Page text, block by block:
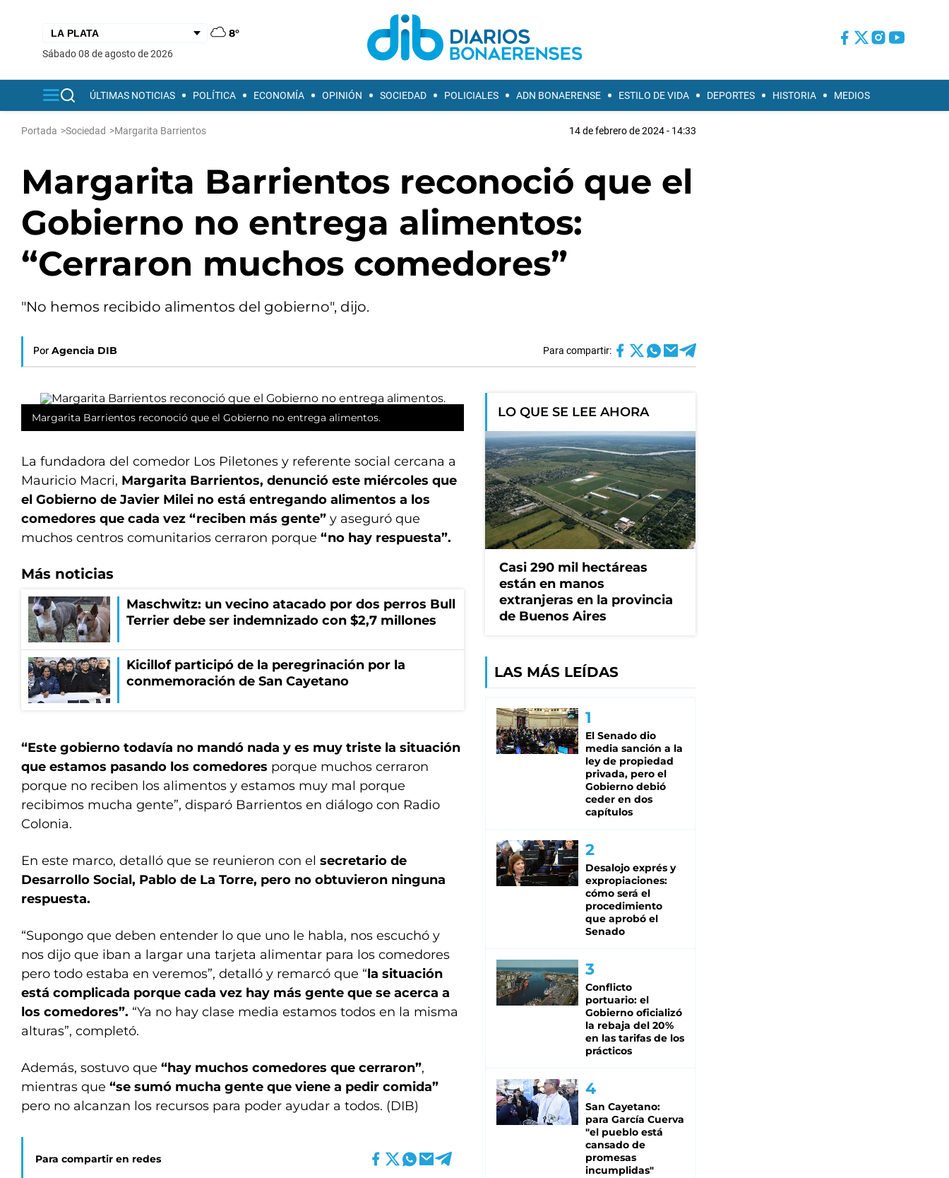
8°
sábado 08 de agosto de 2026
ÚLTIMAS NOTICIAS POLÍTICA ECONOMÍA OPINIÓN SOCIEDAD POLICIALES ADN BONAERENSE ESTILO DE VIDA DEPORTES HISTORIA MEDIOS
Portada >Sociedad >Margarita Barrientos 14 de febrero de 2024 - 14:33
Margarita Barrientos reconoció que el
Gobierno no entrega alimentos:
“Cerraron muchos comedores”
"No hemos recibido alimentos del gobierno", dijo.
Por Agencia DIB Para compartir:
Margarita Barrientos reconoció que el Gobierno no entrega alimentos.
La fundadora del comedor Los Piletones y referente social cercana a
Mauricio Macri, Margarita Barrientos, denunció este miércoles que
el Gobierno de Javier Milei no está entregando alimentos a los
comedores que cada vez “reciben más gente” y aseguró que
muchos centros comunitarios cerraron porque “no hay respuesta”.
Más noticias
Maschwitz: un vecino atacado por dos perros Bull
Terrier debe ser indemnizado con $2,7 millones
Kicillof participó de la peregrinación por la
conmemoración de San Cayetano
“Este gobierno todavía no mandó nada y es muy triste la situación
que estamos pasando los comedores porque muchos cerraron
porque no reciben los alimentos y estamos muy mal porque
recibimos mucha gente”, disparó Barrientos en diálogo con Radio
Colonia.
​​​​En este marco, detalló que se reunieron con el secretario de
Desarrollo Social, Pablo de La Torre, pero no obtuvieron ninguna
respuesta.
“Supongo que deben entender lo que uno le habla, nos escuchó y
nos dijo que iban a largar una tarjeta alimentar para los comedores
pero todo estaba en veremos”, detalló y remarcó que “la situación
está complicada porque cada vez hay más gente que se acerca a
los comedores”. “Ya no hay clase media estamos todos en la misma
alturas”, completó.
Además, sostuvo que “hay muchos comedores que cerraron”,
mientras que “se sumó mucha gente que viene a pedir comida”
pero no alcanzan los recursos para poder ayudar a todos. (DIB)
Para compartir en redes
LO QUE SE LEE AHORA
Casi 290 mil hectáreas
están en manos
extranjeras en la provincia
de Buenos Aires
LAS MÁS LEÍDAS
El Senado dio
media sanción a la
ley de propiedad
privada, pero el
Gobierno debió
ceder en dos
capítulos
Desalojo exprés y
expropiaciones:
cómo será el
procedimiento
que aprobó el
Senado
Conflicto
portuario: el
Gobierno oficializó
la rebaja del 20%
en las tarifas de los
prácticos
San Cayetano:
para García Cuerva
"el pueblo está
cansado de
promesas
incumplidas"